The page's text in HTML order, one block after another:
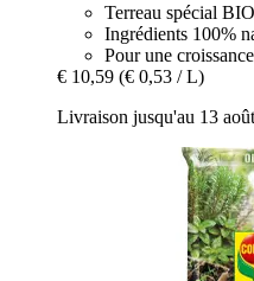
Terreau spécial
Ingrédients 100%
Pour une
€ 10,59 (€ 0,53 / L)
Livraison jusqu'au 13 août